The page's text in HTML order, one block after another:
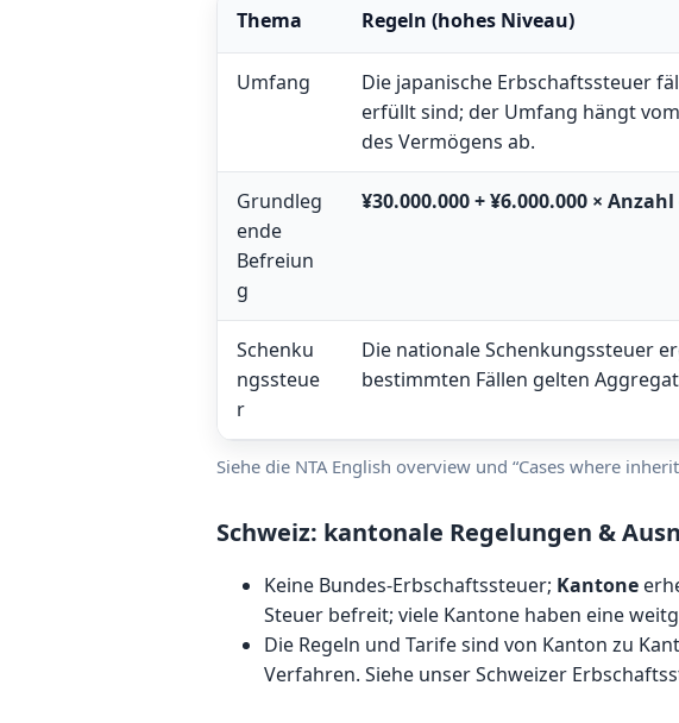
Thema Regeln (hohes Niveau)
Umfang
Die japanische Erbschaftssteuer
erfüllt sind; der Umfang hängt
des Vermögens ab.
Grundleg
ende
Befreiun
g
¥30.000.000 + ¥6.000.000 ×
Schenku
ngssteue
r
Die nationale Schenkungssteuer
bestimmten Fällen gelten
Siehe die NTA English overview und “Cases where
Schweiz: kantonale Regelungen &
Keine Bundes-Erbschaftssteuer; Kantone
Steuer befreit; viele Kantone haben eine
Die Regeln und Tarife sind von Kanton zu
Verfahren. Siehe unserSchweizer